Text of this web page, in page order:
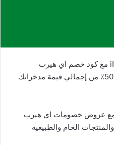
يمكنك الآن الاستمتاع بخصم iHerb مع كود خصم اي هيرب
HAD3514 يصل الى خصم ايهرب 50٪ من إجمالي قيمة مدخراتك
مع عروض خصومات اي هيرب
الخام والطبيعية